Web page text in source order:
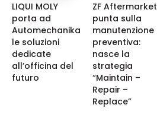
LIQUI MOLY
porta ad
Automechanika
le soluzioni
dedicate
all’officina del
futuro
ZF Aftermarket
punta sulla
manutenzione
preventiva:
nasce la
strategia
“Maintain –
Repair –
Replace”